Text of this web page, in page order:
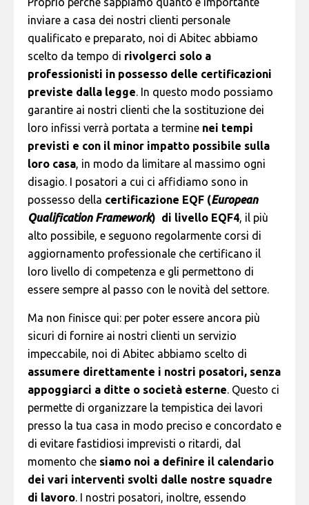
inviare a casa dei nostri clienti personale
qualificato e preparato, noi di Abitec abbiamo
scelto da tempo di rivolgerci solo a
professionisti in possesso delle certificazioni
previste dalla legge. In questo modo possiamo
garantire ai nostri clienti che la sostituzione dei
loro infissi verrà portata a termine nei tempi
previsti e con il minor impatto possibile sulla
loro casa, in modo da limitare al massimo ogni
disagio. I posatori a cui ci affidiamo sono in
possesso della certificazione EQF (European
Qualification Framework) di livello EQF4, il più
alto possibile, e seguono regolarmente corsi di
aggiornamento professionale che certificano il
loro livello di competenza e gli permettono di
essere sempre al passo con le novità del settore.
Ma non finisce qui: per poter essere ancora più
sicuri di fornire ai nostri clienti un servizio
impeccabile, noi di Abitec abbiamo scelto di
assumere direttamente i nostri posatori, senza
appoggiarci a ditte o società esterne. Questo ci
permette di organizzare la tempistica dei lavori
presso la tua casa in modo preciso e concordato e
di evitare fastidiosi imprevisti o ritardi, dal
momento che siamo noi a definire il calendario
dei vari interventi svolti dalle nostre squadre
di lavoro. I nostri posatori, inoltre, essendo